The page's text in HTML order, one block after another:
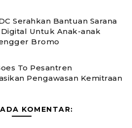
Serahkan Bantuan Sarana
Untuk Anak-anak
Bromo
To Pesantren
Pengawasan Kemitraan
KOMENTAR: